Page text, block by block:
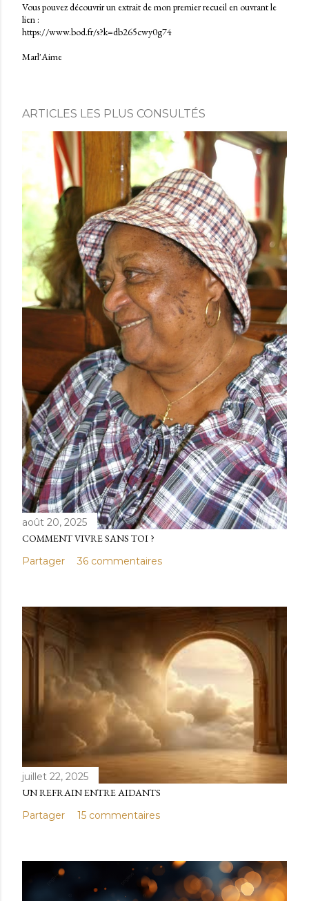
r
e
g
s
u
n
c
m
m
e
n
t
a
i
r
e
Vous pouvez découvrir un extrait de mon premier recueil en ouvrant le
lien :
https://www.bod.fr/s?k=db265cwy0g74
Marl'Aime
ARTICLES LES PLUS CONSULTÉS
août 20, 2025
COMMENT VIVRE SANS TOI ?
Partager
36 commentaires
juillet 22, 2025
UN REFRAIN ENTRE AIDANTS
Partager
15 commentaires